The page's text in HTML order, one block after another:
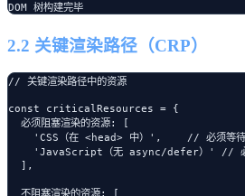
2.2 关键渲染路径（CRP）
// 关键渲染路径中的资源
const criticalResources = {
  必须阻塞渲染的资源: [
'CSS（在 <head> 中）',    // 必须等待
'JavaScript（无 async/defer）' // 必
  ],